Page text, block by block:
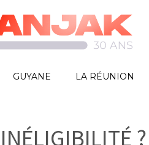
GUYANE LA RÉUNION
?